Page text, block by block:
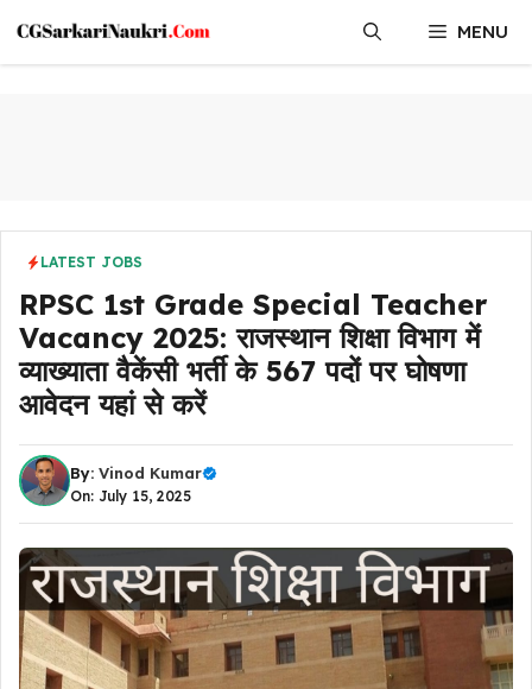
content
MENU
LATEST JOBS
RPSC 1st Grade Special Teacher
Vacancy 2025: राजस्थान शिक्षा विभाग में
व्याख्याता वैकेंसी भर्ती के 567 पदों पर घोषणा
आवेदन यहां से करें
By: Vinod Kumar
On: July 15, 2025